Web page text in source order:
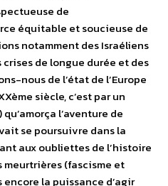
de
équitable et soucieuse de
notamment des Israéliens
de longue durée et des
nous de l’état de l’Europe
siècle, c’est par un
l’aventure de
se poursuivre dans la
aux oubliettes de l’histoire
meurtrières (fascisme et
encore la puissance d’agir